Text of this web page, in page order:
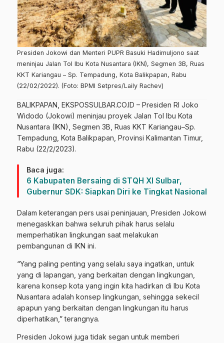
Presiden Jokowi dan Menteri PUPR Basuki Hadimuljono saat
meninjau Jalan Tol Ibu Kota Nusantara (IKN), Segmen 3B, Ruas
KKT Kariangau – Sp. Tempadung, Kota Balikpapan, Rabu
(22/02/2022). (Foto: BPMI Setpres/Laily Rachev)
BALIKPAPAN, EKSPOSSULBAR.CO.ID – Presiden RI Joko
Widodo (Jokowi) meninjau proyek Jalan Tol Ibu Kota
Nusantara (IKN), Segmen 3B, Ruas KKT Kariangau–Sp.
Tempadung, Kota Balikpapan, Provinsi Kalimantan Timur,
Rabu (22/2/2023).
Baca juga:
6 Kabupaten Bersaing di STQH XI Sulbar,
Gubernur SDK: Siapkan Diri ke Tingkat Nasional
Dalam keterangan pers usai peninjauan, Presiden Jokowi
menegaskkan bahwa seluruh pihak harus selalu
memperhatikan lingkungan saat melakukan
pembangunan di IKN ini.
“Yang paling penting yang selalu saya ingatkan, untuk
yang di lapangan, yang berkaitan dengan lingkungan,
karena konsep kota yang ingin kita hadirkan di Ibu Kota
Nusantara adalah konsep lingkungan, sehingga sekecil
apapun yang berkaitan dengan lingkungan itu harus
diperhatikan,” terangnya.
Presiden Jokowi juga tidak segan untuk memberi